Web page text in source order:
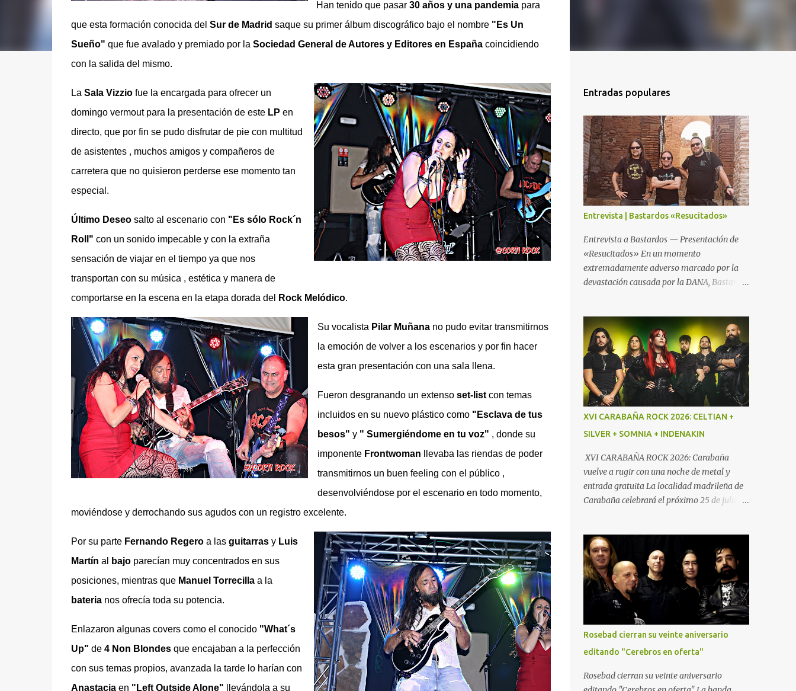
Han tenido que pasar30 años y una pandemia para
que esta formación conocida del Sur de Madrid saque su primer álbum discográfico bajo el nombre "Es Un
Sueño" que fue avalado y premiado por la Sociedad General de Autores y Editores en España coincidiendo
con la salida del mismo.
La Sala Vizziofue la encargada para ofrecer un
domingo vermout para la presentación de este LP en
directo, que por fin se pudo disfrutar de pie con multitud
de asistentes , muchos amigos y compañeros de
carretera que no quisieron perderse ese momento tan
especial.
Último Deseosalto al escenario con "Es sólo Rock´n
Roll" con un sonido impecable y con la extraña
sensación de viajar en el tiempo ya que nos
transportan con su música , estética y manera de
comportarse en la escena en la etapa dorada del
Rock Melódico.
Su vocalista Pilar Muñanano pudo evitar transmitirnos
la emoción de volver a los escenarios y por fin hacer
esta gran presentación con una sala llena.
Fueron desgranando un extensoset-list con temas
incluidos en su nuevo plástico como"Esclava de tus
besos" y " Sumergiéndome en tu voz" , donde su
imponente Frontwoman llevaba las riendas de poder
transmitirnos un buen feeling con el público ,
desenvolviéndose por el escenario en todo momento,
moviéndose y derrochando sus agudos con un registro excelente.
Por su parte Fernando Regeroa las guitarrasy Luis
Martín al bajo parecían muy concentrados en sus
posiciones, mientras que Manuel Torrecillaa la
baterianos ofrecía toda su potencia.
Enlazaron algunas covers como el conocido"What´s
Up" de 4 Non Blondesque encajaban a la perfección
con sus temas propios, avanzada la tarde lo harían con
Anastacia en "Left Outside Alone" llevándola a su
Entradas populares
Entrevista | Bastardos «Resucitados»
Entrevista a Bastardos — Presentación de
«Resucitados» En un momento
extremadamente adverso marcado por la
devastación causada por la DANA, Bastardos
trabajo, «Resucitados». El nombre no es
casualidad: tras perder su local de ensayo,
material y asumir el impacto físico y
emocional del desastre, la banda reemerge
más poderosa y decidida que nunca. Este
nuevo trabajo aboga por su estilo
característico: un sonido directo y crudo
punk”, cimentado en un bajo demoledor, una
batería poderosa y guitarras afiladas. Por
este mismo motivo Txus Tankian mantuvo
una distendida charla con sus componentes
Jako Caballero (voz y bajo) y Ray Contreras
compone Pau Llopis a la batería. En esta
grabación también participó Boro Guardiola
a la guitarra y así concluye así su etapa con
la banda.
XVI CARABAÑA ROCK 2026: CELTIAN +
SILVER + SOMNIA + INDENAKIN
XVI CARABAÑA ROCK 2026: Carabaña
vuelve a rugir con una noche de metal y
entrada gratuita La localidad madrileña de
Carabaña celebrará el próximo 25 de julio de
metal en la Comunidad de Madrid. El XVI
Carabaña Rock reunirá desde las 21:00
horas a cuatro destacadas bandas del
panorama nacional en la Calle Chávarri,
manteniendo además una de sus señas de
identidad más valoradas por el público: la
entrada gratuita.
Rosebad cierran su veinte aniversario
editando "Cerebros en oferta"
Rosebad cierran su veinte aniversario